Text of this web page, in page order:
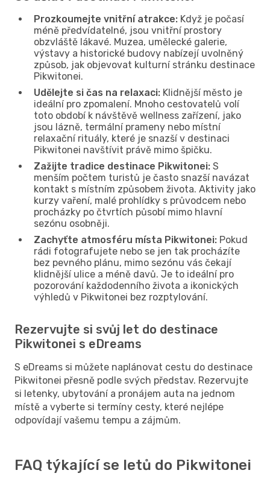
Prozkoumejte vnitřní atrakce: Když je počasí
méně předvídatelné, jsou vnitřní prostory
obzvláště lákavé. Muzea, umělecké galerie,
výstavy a historické budovy nabízejí uvolněný
způsob, jak objevovat kulturní stránku destinace
Pikwitonei.
Udělejte si čas na relaxaci: Klidnější město je
ideální pro zpomalení. Mnoho cestovatelů volí
toto období k návštěvě wellness zařízení, jako
jsou lázně, termální prameny nebo místní
relaxační rituály, které je snazší v destinaci
Pikwitonei navštívit právě mimo špičku.
Zažijte tradice destinace Pikwitonei: S
menším počtem turistů je často snazší navázat
kontakt s místním způsobem života. Aktivity jako
kurzy vaření, malé prohlídky s průvodcem nebo
procházky po čtvrtích působí mimo hlavní
sezónu osobněji.
Zachyťte atmosféru místa Pikwitonei: Pokud
rádi fotografujete nebo se jen tak procházíte
bez pevného plánu, mimo sezónu vás čekají
klidnější ulice a méně davů. Je to ideální pro
pozorování každodenního života a ikonických
výhledů v Pikwitonei bez rozptylování.
Rezervujte si svůj let do destinace
Pikwitonei s eDreams
S eDreams si můžete naplánovat cestu do destinace
Pikwitonei přesně podle svých představ. Rezervujte
si letenky, ubytování a pronájem auta na jednom
místě a vyberte si termíny cesty, které nejlépe
odpovídají vašemu tempu a zájmům.
FAQ týkající se letů do Pikwitonei